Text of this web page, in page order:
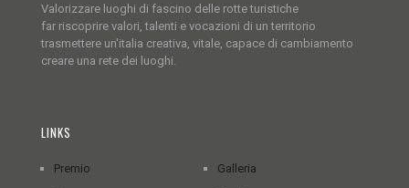
Valorizzare luoghi di fascino delle rotte turistiche
far riscoprire valori, talenti e vocazioni di un territorio
trasmettere un'italia creativa, vitale, capace di cambiamento
creare una rete dei luoghi.
LINKS
Premio
Galleria